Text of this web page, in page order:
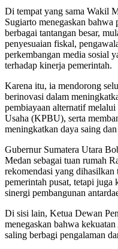
Di tempat yang sama Wakil
Sugiarto menegaskan bahwa
berbagai tantangan besar,
penyesuaian fiskal,
perkembangan media sosial
terhadap kinerja pemerintah.
Karena itu, ia mendorong
berinovasi dalam
pembiayaan alternatif
Usaha (KPBU), serta
meningkatkan daya saing
Gubernur Sumatera Utara
Medan sebagai tuan rumah
rekomendasi yang
pemerintah pusat, tetapi juga
sinergi pembangunan
Di sisi lain, Ketua Dewan
menegaskan bahwa
saling berbagi pengalaman